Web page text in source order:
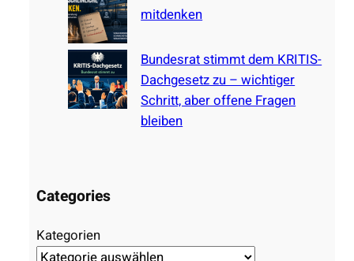
mitdenken
Bundesrat stimmt dem KRITIS-
Dachgesetz zu – wichtiger
Schritt, aber offene Fragen
bleiben
Categories
Kategorien